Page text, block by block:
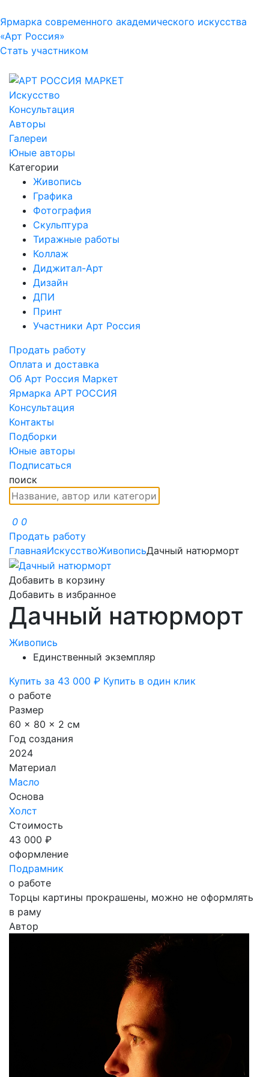
Ярмарка современного академического искусства
«Арт Россия»
Стать участником
Искусство
Консультация
Авторы
Галереи
Юные авторы
Категории
Живопись
Графика
Фотография
Скульптура
Тиражные работы
Коллаж
Диджитал-Арт
Дизайн
ДПИ
Принт
Участники Арт Россия
Продать работу
Оплата и доставка
Об Арт Россия Маркет
Ярмарка АРТ РОССИЯ
Консультация
Контакты
Подборки
Юные авторы
Подписаться
поиск
0 0
Продать работу
ГлавнаяИскусствоЖивописьДачный натюрморт
Добавить в корзину
Добавить в избранное
Дачный натюрморт
Живопись
Единственный экземпляр
Купить за 43 000 ₽ Купить в один клик
о работе
Размер
60 x 80 x 2 см
Год создания
2024
Материал
Масло
Основа
Холст
Стоимость
43 000 ₽
оформление
Подрамник
о работе
Торцы картины прокрашены, можно не оформлять
в раму
Автор